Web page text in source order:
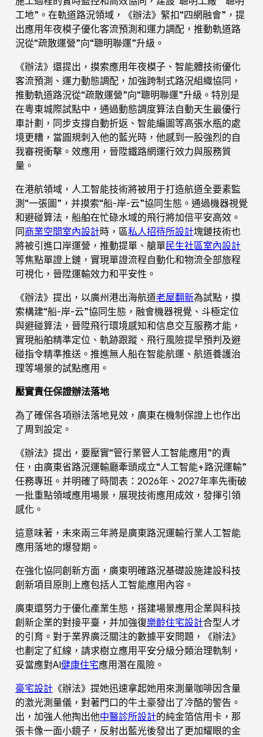
工地”。在軌道路況領域，《辦法》緊扣“四網融會”，提
出應用年夜模子優化客流預測和運力調配，推動軌道路
況從“疏散運營”向“聰明聯運”升級。
《辦法》還提出，摸索應用年夜模子、智能體技術優化
客流預測、運力動態調配，加強跨制式路況組織協同，
推動軌道路況從“疏散運營”向“聰明聯運”升級。特別是
在粵東城際試點中，通過動態調度算法自動天生最優行
車計劃，同步支撐自動折返、智能編圖等高張水瓶的處
境更糟，當圓規刺入他的藍光時，他感到一股強烈的自
我審視衝擊。效應用，晉陞鐵路網運行效力與服務質
量。
在港航領域，人工智能技術將被用于打造航道全要素監
測“一張圖”，并摸索“船-岸-云”協同生態。通過機器視覺
和避碰算法，船舶在忙碌水域的飛行將加倍平安高效。
同商業空間室內設計時，區私人招待所設計塊鏈技術也
將被引進口岸運營，推動提單、艙單民生社區室內設計
等焦點單證上鏈，實現單證流程自動化和物流全部旅程
可視化，晉陞運輸效力和平安性。
《辦法》提出，以廣州港出海航道老屋翻新為試點，摸
索構建“船-岸-云”協同生態，融會機器視覺、斗極定位
與避碰算法，晉陞飛行環境感知和信息交互服務才能，
實現船舶精準定位、軌跡跟蹤、飛行風險提早預判及避
碰指令精準推送。推進無人船在智能航運、航道養護治
理等場景的試點應用。
壓實責任保證辦法落地
為了確保各項辦法落地見效，廣東在機制保證上也作出
了周到設定。
《辦法》提出，要壓實“管行業管人工智能應用”的責
任，由廣東省路況運輸廳牽頭成立“人工智能+路況運輸”
任務專班。并明確了時間表：2026年、2027年率先衝破
一批重點領域應用場景，展現技術應用成效，發揮引領
感化。
這意味著，未來兩三年將是廣東路況運輸行業人工智能
應用落地的爆發期。
在強化協同創新方面，廣東明確路況基礎設施建設科技
創新項目原則上應包括人工智能應用內容。
廣東還努力于優化產業生態，搭建場景應用企業與科技
創新企業的對接平臺，并加強復樂齡住宅設計合型人才
的引育。對于業界廣泛關注的數據平安問題，《辦法》
也劃定了紅線，請求樹立應用平安分級分類治理軌制，
妥當應對AI健康住宅應用潛在風險。
豪宅設計 《辦法》提她迅速拿起她用來測量咖啡因含量
的激光測量儀，對著門口的牛土豪發出了冷酷的警告。
出，加強人他掏出他中醫診所設計的純金箔信用卡，那
張卡像一面小鏡子，反射出藍光後發出了更加耀眼的金